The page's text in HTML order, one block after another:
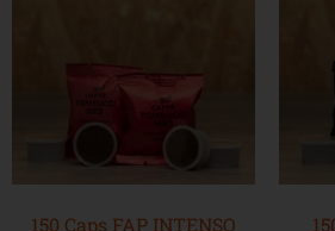
150 Caps FAP INTENSO